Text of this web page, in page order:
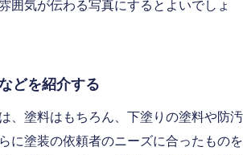
囲気が伝わる写真にするとよいでしょ
どを紹介する
、塗料はもちろん、下塗りの塗料や防汚
に塗装の依頼者のニーズに合ったものを